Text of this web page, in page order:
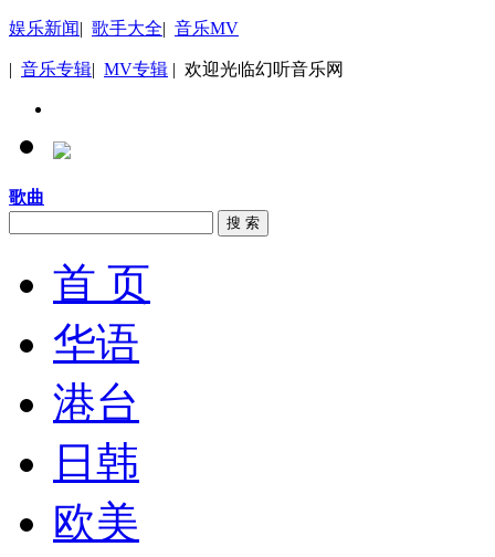
娱乐新闻| 歌手大全| 音乐MV
| 音乐专辑| MV专辑 | 欢迎光临幻听音乐网
歌曲
搜 索
首 页
华语
港台
日韩
欧美